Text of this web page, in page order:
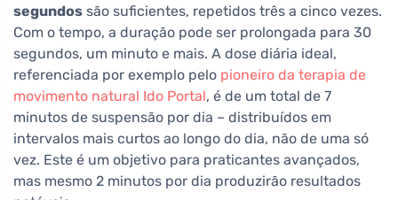
segundos são suficientes, repetidos três a cinco vezes.
Com o tempo, a duração pode ser prolongada para 30
segundos, um minuto e mais. A dose diária ideal,
referenciada por exemplo pelo pioneiro da terapia de
movimento natural Ido Portal, é de um total de 7
minutos de suspensão por dia – distribuídos em
intervalos mais curtos ao longo do dia, não de uma só
vez. Este é um objetivo para praticantes avançados,
mas mesmo 2 minutos por dia produzirão resultados